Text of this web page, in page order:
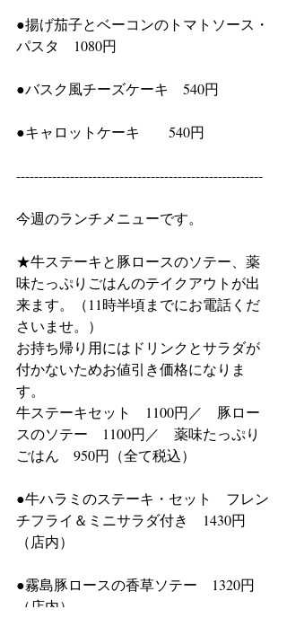
●揚げ茄子とベーコンのトマトソース・
パスタ　1080円
●バスク風チーズケーキ　540円
●キャロットケーキ　　540円
-------------------------------------------------------
今週のランチメニューです。
★牛ステーキと豚ロースのソテー、薬
味たっぷりごはんのテイクアウトが出
来ます。（11時半頃までにお電話くだ
さいませ。）
お持ち帰り用にはドリンクとサラダが
付かないためお値引き価格になりま
す。
牛ステーキセット　1100円／　豚ロー
スのソテー　1100円／　薬味たっぷり
ごはん　950円（全て税込）
●牛ハラミのステーキ・セット　フレン
チフライ＆ミニサラダ付き　1430円
（店内）
●霧島豚ロースの香草ソテー　1320円
（店内）